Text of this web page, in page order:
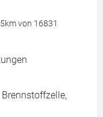
von 16831